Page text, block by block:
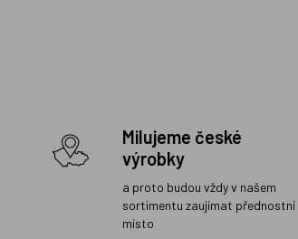
Milujeme české
výrobky
a proto budou vždy v našem
sortimentu zaujímat přednostní
místo